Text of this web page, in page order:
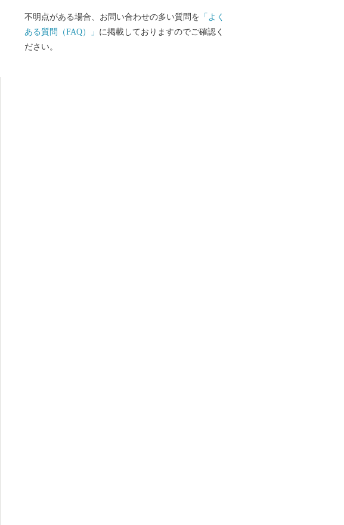
不明点がある場合、お問い合わせの多い質問を 「よく
ある質問（FAQ）」 に掲載しておりますのでご確認く
ださい。